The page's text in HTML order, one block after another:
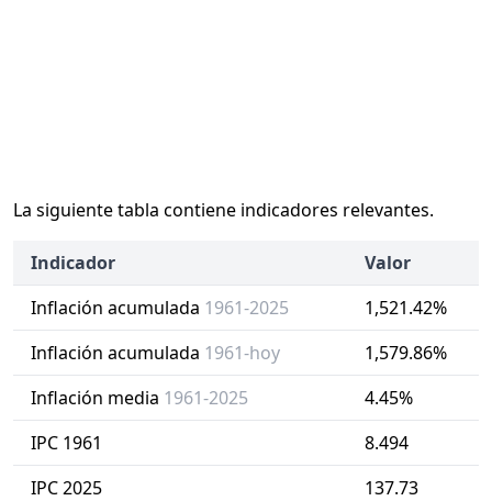
La siguiente tabla contiene indicadores relevantes.
Indicador
Valor
Inflación acumulada 1961-2025
1,521.42%
Inflación acumulada 1961-hoy
1,579.86%
Inflación media 1961-2025
4.45%
IPC 1961
8.494
IPC 2025
137.73